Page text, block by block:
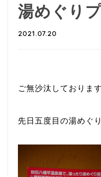
湯めぐり
2021.07.20
ご無沙汰しております
先日五度目の湯めぐ